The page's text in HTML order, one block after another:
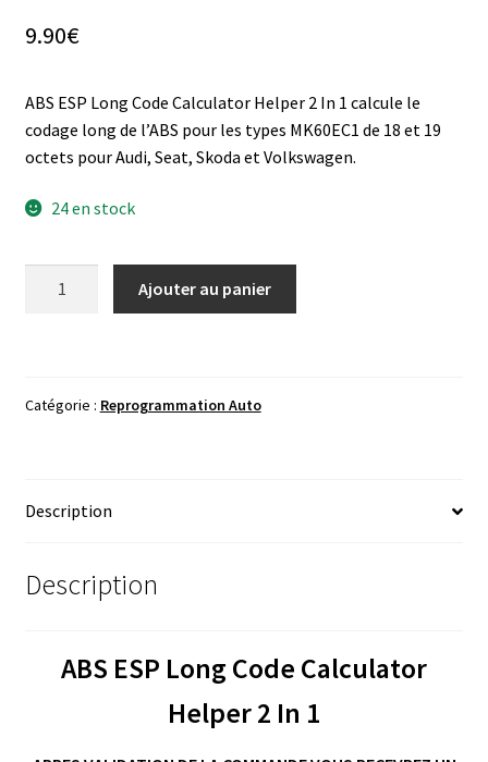
9.90€
ABS ESP Long Code Calculator Helper 2 In 1 calcule le
codage long de l’ABS pour les types MK60EC1 de 18 et 19
octets pour Audi, Seat, Skoda et Volkswagen.
24 en stock
Code
In
Ajouter au panier
Catégorie : Reprogrammation Auto
Description
Description
ABS ESP Long Code Calculator
Helper 2 In 1